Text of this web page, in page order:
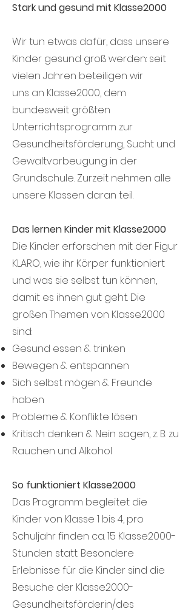
Stark und gesund mit Klasse2000
Wir tun etwas dafür, dass unsere
Kinder gesund groß werden: seit
vielen Jahren beteiligen wir
uns an Klasse2000, dem
bundesweit größten
Unterrichtsprogramm zur
Gesundheitsförderung, Sucht und
Gewaltvorbeugung in der
Grundschule. Zurzeit nehmen alle
unsere Klassen daran teil.
Das lernen Kinder mit Klasse2000
Die Kinder erforschen mit der Figur
KLARO, wie ihr Körper funktioniert
und was sie selbst tun können,
damit es ihnen gut geht. Die
großen Themen von Klasse2000
sind:
Gesund essen & trinken
Bewegen & entspannen
Sich selbst mögen & Freunde
haben
Probleme & Konflikte lösen
Kritisch denken & Nein sagen, z. B. zu
Rauchen und Alkohol
So funktioniert Klasse2000
Das Programm begleitet die
Kinder von Klasse 1 bis 4, pro
Schuljahr finden ca. 15 Klasse2000-
Stunden statt. Besondere
Erlebnisse für die Kinder sind die
Besuche der Klasse2000-
Gesundheitsförderin/des